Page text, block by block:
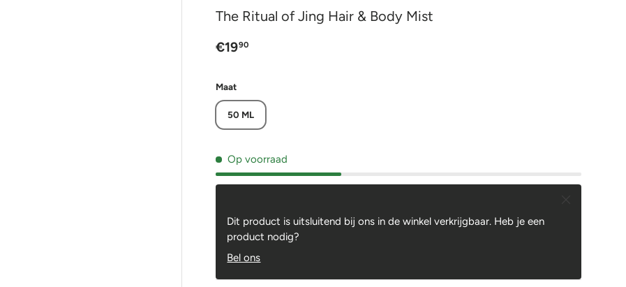
The Ritual of Jing Hair & Body Mist
€1990
Maat
50 ML
Op voorraad
Dit product is uitsluitend bij ons in de winkel verkrijgbaar. Heb je een
product nodig?
Bel ons